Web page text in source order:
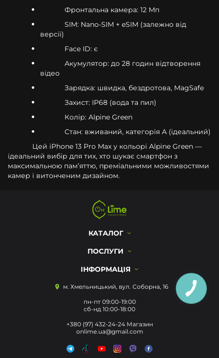
Фронтальна камера: 12 Мп
SIM: Nano-SIM + eSIM (залежно від
версії)
Face ID: є
Акумулятор: до 28 годин відтворення
відео
Зарядка: швидка, бездротова, MagSafe
Захист: IP68 (вода та пил)
Колір: Alpine Green
Стан: вживаний, категорія А (ідеальний)
Цей iPhone 13 Pro Max у кольорі Alpine Green —
ідеальний вибір для тих, хто шукає смартфон з
максимальною пам’яттю, преміальними можливостями
камер і витонченим дизайном.
КАТАЛОГ
ПОСЛУГИ
ІНФОРМАЦІЯ
м. Хмельницький, вул. Соборна, 16
пн-пт 09:00-19:00
сб-нд 10:00-18:00
+380 (97) 432-24-24 Магазин
onlime.ua@gmail.com